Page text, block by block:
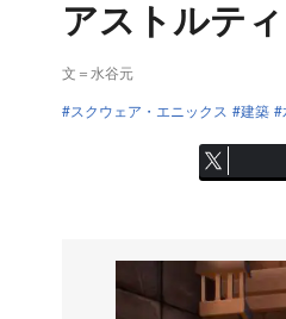
アストルテ
文＝水谷元
スクウェア・エニックス
建築